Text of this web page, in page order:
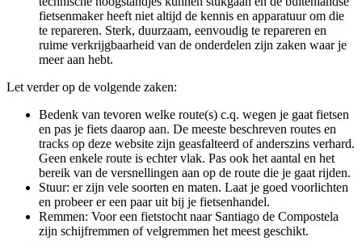
fietsenmaker heeft niet altijd de kennis en apparatuur om die
te repareren. Sterk, duurzaam, eenvoudig te repareren en
ruime verkrijgbaarheid van de onderdelen zijn zaken waar je
meer aan hebt.
Let verder op de volgende zaken:
Bedenk van tevoren welke route(s) c.q. wegen je gaat fietsen
en pas je fiets daarop aan. De meeste beschreven routes en
tracks op deze website zijn geasfalteerd of anderszins verhard.
Geen enkele route is echter vlak. Pas ook het aantal en het
bereik van de versnellingen aan op de route die je gaat rijden.
Stuur: er zijn vele soorten en maten. Laat je goed voorlichten
en probeer er een paar uit bij je fietsenhandel.
Remmen: Voor een fietstocht naar Santiago de Compostela
zijn schijfremmen of velgremmen het meest geschikt.